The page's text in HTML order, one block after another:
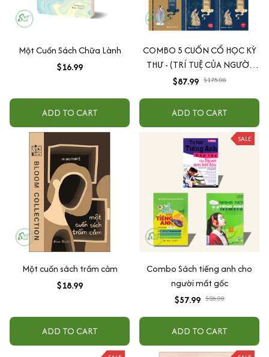
Một Cuốn Sách Chữa Lành
$16.99
ADD TO CART
COMBO 5 CUỐN CỔ HỌC KỲ
THƯ - (TRÍ TUỆ CỦA NGƯỜI
XƯA - ĐẠO LÝ NGƯỜI XƯA -
- CỔ HỌC TINH HOA) - MINH
$87.99 $175.00
ADD TO CART
Một cuốn sách trầm cảm
$18.99
ADD TO CART
SALE
Combo Sách tiếng anh cho
người mất gốc
$57.99 $26.00
ADD TO CART